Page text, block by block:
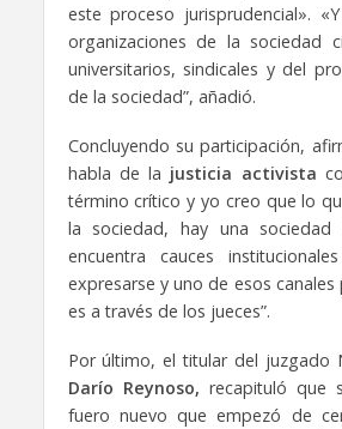
este proceso jurisprudencial».
organizaciones de la sociedad
universitarios, sindicales y del
de la sociedad”, añadió.
Concluyendo su participación,
habla de la justicia activista
término crítico y yo creo que lo
la sociedad, hay una sociedad
encuentra cauces
expresarse y uno de esos
es a través de los jueces”.
Por último, el titular del juzgado
Darío Reynoso, recapituló que
fuero nuevo que empezó de